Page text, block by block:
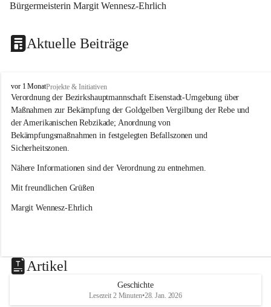
Bürgermeisterin Margit Wennesz-Ehrlich
Aktuelle Beiträge
O
s
l
i
p
vor 1 MonatProjekte & Initiativen
Verordnung der Bezirkshauptmannschaft Eisenstadt-Umgebung über
Maßnahmen zur Bekämpfung der Goldgelben Vergilbung der Rebe und
der Amerikanischen Rebzikade; Anordnung von
Bekämpfungsmaßnahmen in festgelegten Befallszonen und
Sicherheitszonen.
Nähere Informationen sind der Verordnung zu entnehmen.
Mit freundlichen Grüßen
Margit Wennesz-Ehrlich
Artikel
Geschichte
Lesezeit 2 Minuten•28. Jan. 2026